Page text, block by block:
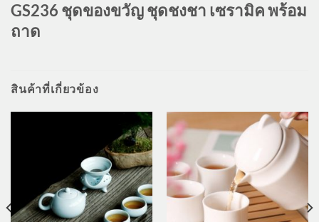
GS236 ชุดของขวัญ ชุดชงชา เซรามิค พร้อม
ถาด
สินค้าที่เกี่ยวข้อง